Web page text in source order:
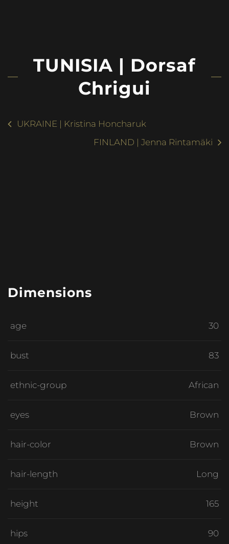
TUNISIA | Dorsaf
Chrigui
UKRAINE | Kristina Honcharuk
FINLAND | Jenna Rintamäki
Dimensions
age 30
bust 83
ethnic-group African
eyes Brown
hair-color Brown
hair-length Long
height 165
hips 90